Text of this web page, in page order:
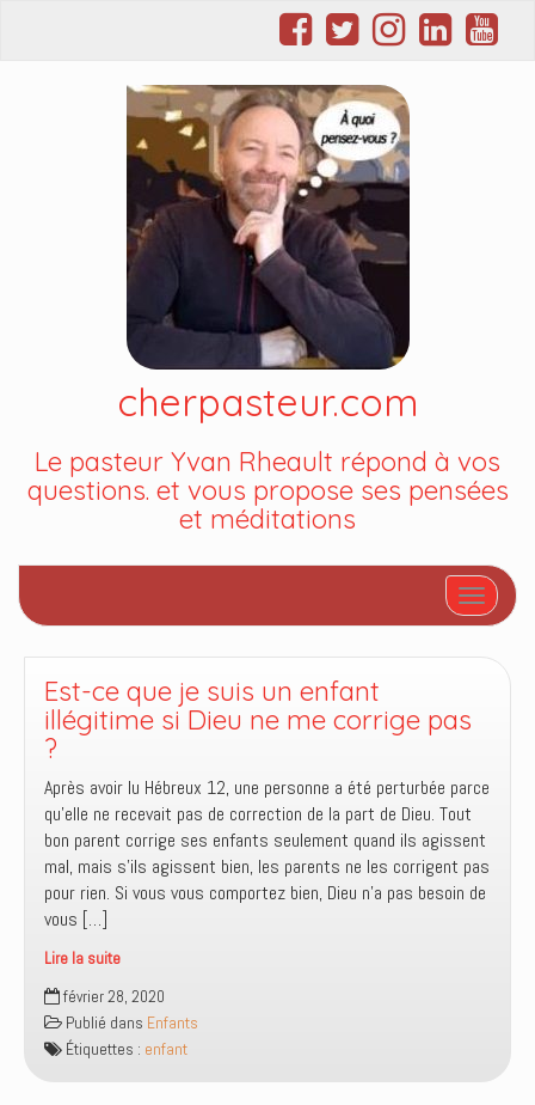
cherpasteur.com
Le pasteur Yvan Rheault répond à vos
questions. et vous propose ses pensées
et méditations
Afficher/
Est-ce que je suis un enfant
illégitime si Dieu ne me corrige pas
?
Après avoir lu Hébreux 12, une personne a été perturbée parce
qu’elle ne recevait pas de correction de la part de Dieu. Tout
bon parent corrige ses enfants seulement quand ils agissent
mal, mais s’ils agissent bien, les parents ne les corrigent pas
pour rien. Si vous vous comportez bien, Dieu n’a pas besoin de
vous […]
Lire la suite
Est-
ce
que
je
février 28, 2020
Publié dans Enfants
Étiquettes : enfant